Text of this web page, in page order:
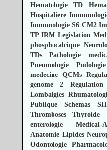
Hematologie TD
Hospitaliere
Immunologie S6 CM2
TP IRM Legislation
phosphocalcique
TDs
Pathologie
Pneumologie
medecine
QCMs
genome 2
Lombalgies
Publique
Schemas
Thromboses
Thyroide
enterologie
Medical-
Anatomie Lipides
Odontologie